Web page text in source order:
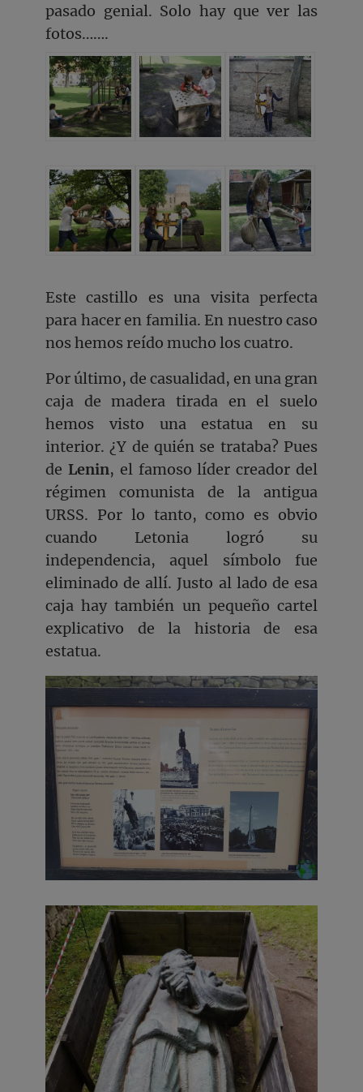
pasado genial. Solo hay que ver las
fotos…….
Este castillo es una visita perfecta
para hacer en familia. En nuestro caso
nos hemos reído mucho los cuatro.
Por último, de casualidad, en una gran
caja de madera tirada en el suelo
hemos visto una estatua en su
interior. ¿Y de quién se trataba? Pues
de Lenin, el famoso líder creador del
régimen comunista de la antigua
URSS. Por lo tanto, como es obvio
cuando Letonia logró su
independencia, aquel símbolo fue
eliminado de allí. Justo al lado de esa
caja hay también un pequeño cartel
explicativo de la historia de esa
estatua.